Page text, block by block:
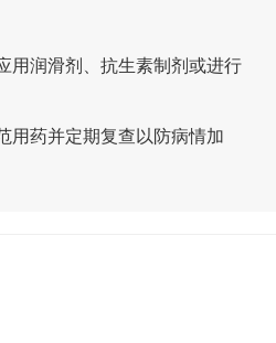
用润滑剂、抗生素制剂或进行
用药并定期复查以防病情加